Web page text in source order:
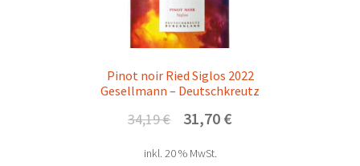
Pinot noir Ried Siglos 2022
Gesellmann – Deutschkreutz
34,19€
Ursprünglicher
war:
31,70 €Aktueller
inkl. 20 % MwSt.